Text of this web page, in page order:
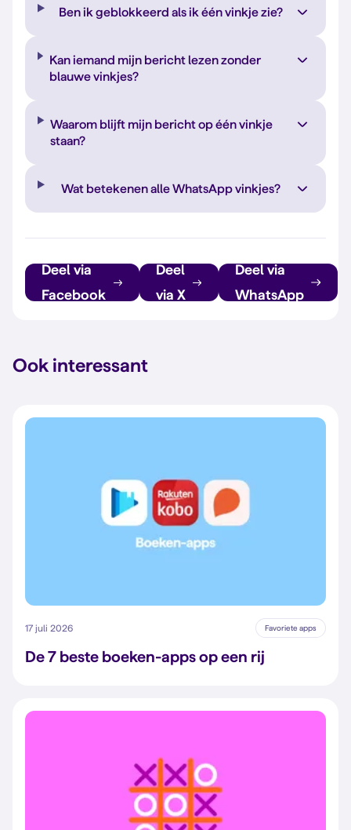
Ben ik geblokkeerd als ik één vinkje zie?
Kan iemand mijn bericht lezen zonder
blauwe vinkjes?
Waarom blijft mijn bericht op één vinkje
staan?
Wat betekenen alle WhatsApp vinkjes?
Deel via
Facebook
Deel
via X
Deel via
WhatsApp
Ook interessant
17 juli 2026 Favoriete apps
De 7 beste boeken-apps op een rij